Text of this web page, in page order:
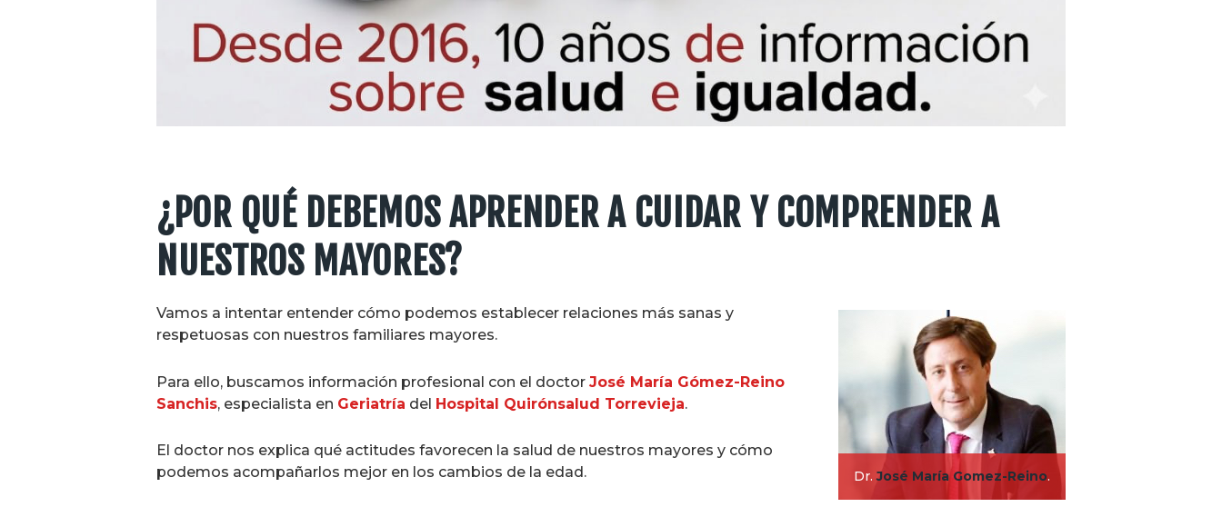
¿POR QUÉ DEBEMOS APRENDER A CUIDAR Y COMPRENDER A
NUESTROS MAYORES?
Dr.José María Gomez-Reino.
Vamos a intentar entender cómo podemos establecer relaciones más sanas y
respetuosas con nuestros familiares mayores.
Para ello, buscamos información profesional con el doctor José María Gómez-Reino
Sanchis, especialista en Geriatría del Hospital Quirónsalud Torrevieja.
El doctor nos explica qué actitudes favorecen la salud de nuestros mayores y cómo
podemos acompañarlos mejor en los cambios de la edad.